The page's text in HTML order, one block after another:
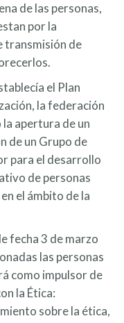
de las personas,
por la
transmisión de
el Plan
la federación
apertura de un
de un Grupo de
para el desarrollo
de personas
el ámbito de la
fecha 3 de marzo
las personas
como impulsor de
la Ética:
sobre la ética,